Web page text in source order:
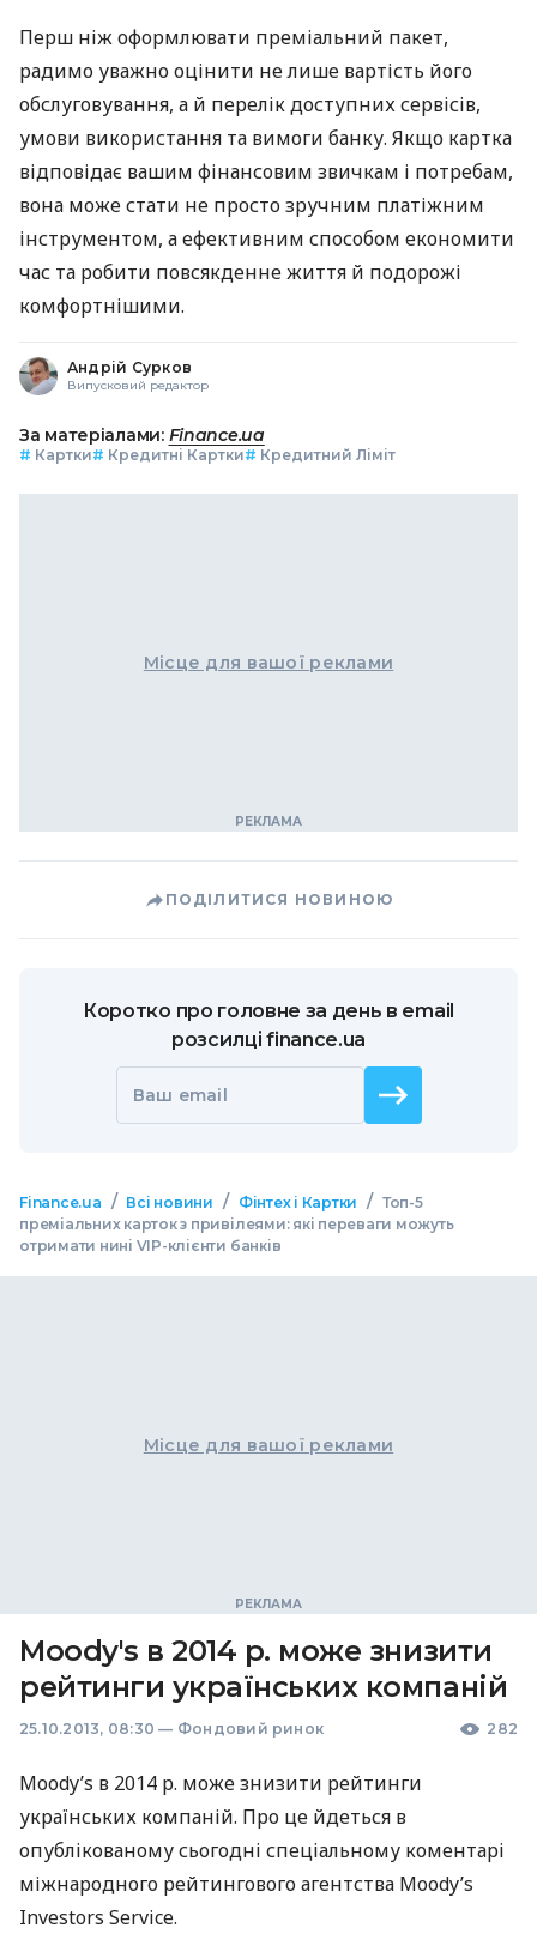
Перш ніж оформлювати преміальний пакет,
радимо уважно оцінити не лише вартість його
обслуговування, а й перелік доступних сервісів,
умови використання та вимоги банку. Якщо картка
відповідає вашим фінансовим звичкам і потребам,
вона може стати не просто зручним платіжним
інструментом, а ефективним способом економити
час та робити повсякденне життя й подорожі
комфортнішими.
Андрій Сурков
Випусковий редактор
За матеріалами: Finance.ua
# Картки# Кредитні Картки# Кредитний Ліміт
Місце для вашої реклами
ПОДІЛИТИСЯ НОВИНОЮ
Коротко про головне за день в email
розсилці finance.ua
Ваш email
Finance.ua / Всі новини / Фінтех і Картки / Топ-5
преміальних карток з привілеями: які переваги можуть
отримати нині VIP-клієнти банків
Місце для вашої реклами
Moody's в 2014 р. може знизити
рейтинги українських компаній
25.10.2013, 08:30 — Фондовий ринок 282
Moody’s в 2014 р. може знизити рейтинги
українських компаній. Про це йдеться в
опублікованому сьогодні спеціальному коментарі
міжнародного рейтингового агентства Moody’s
Investors Service.